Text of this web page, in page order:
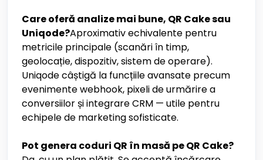
Care oferă analize mai bune, QR Cake sau
Uniqode?Aproximativ echivalente pentru
metricile principale (scanări în timp,
geolocație, dispozitiv, sistem de operare).
Uniqode câștigă la funcțiile avansate precum
evenimente webhook, pixeli de urmărire a
conversiilor și integrare CRM — utile pentru
echipele de marketing sofisticate.
Pot genera coduri QR în masă pe QR Cake?